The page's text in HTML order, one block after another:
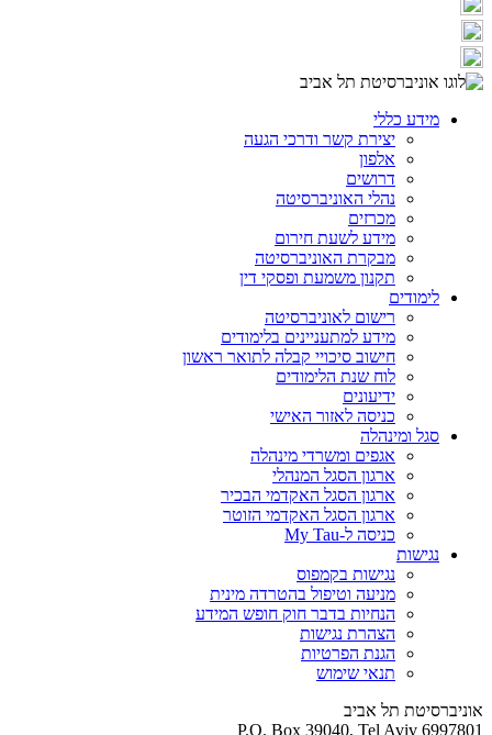
מידע כללי
יצירת קשר ודרכי הגעה
אלפון
דרושים
נהלי האוניברסיטה
מכרזים
מידע לשעת חירום
מבקרת האוניברסיטה
תקנון משמעת ופסקי דין
לימודים
רישום לאוניברסיטה
מידע למתעניינים בלימודים
חישוב סיכויי קבלה לתואר ראשון
לוח שנת הלימודים
ידיעונים
כניסה לאזור האישי
סגל ומינהלה
אגפים ומשרדי מינהלה
ארגון הסגל המנהלי
ארגון הסגל האקדמי הבכיר
ארגון הסגל האקדמי הזוטר
כניסה ל-My Tau
נגישות
נגישות בקמפוס
מניעה וטיפול בהטרדה מינית
הנחיות בדבר חוק חופש המידע
הצהרת נגישות
הגנת הפרטיות
תנאי שימוש
אוניברסיטת תל אביב
P.O. Box 39040, Tel Aviv 6997801